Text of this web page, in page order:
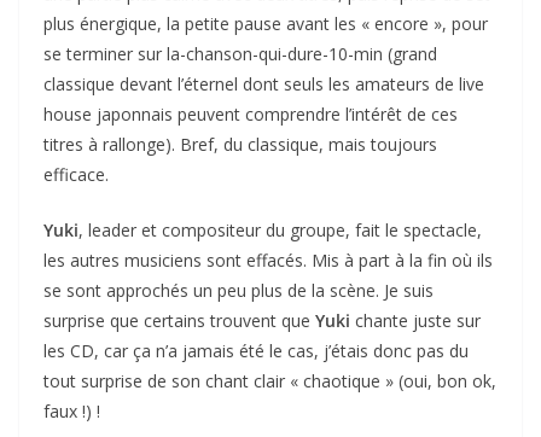
plus énergique, la petite pause avant les « encore », pour
se terminer sur la-chanson-qui-dure-10-min (grand
classique devant l’éternel dont seuls les amateurs de live
house japonnais peuvent comprendre l’intérêt de ces
titres à rallonge). Bref, du classique, mais toujours
efficace.
Yuki, leader et compositeur du groupe, fait le spectacle,
les autres musiciens sont effacés. Mis à part à la fin où ils
se sont approchés un peu plus de la scène. Je suis
surprise que certains trouvent que Yuki chante juste sur
les CD, car ça n’a jamais été le cas, j’étais donc pas du
tout surprise de son chant clair « chaotique » (oui, bon ok,
faux !) !